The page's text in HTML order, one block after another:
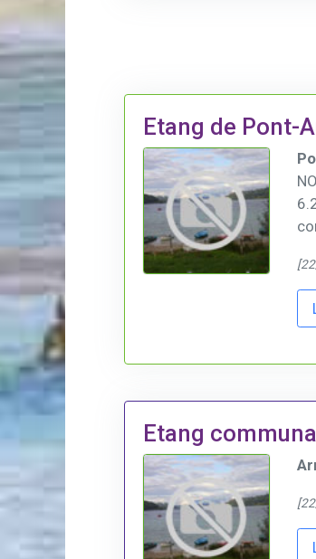
Etang de Pont-
Etang